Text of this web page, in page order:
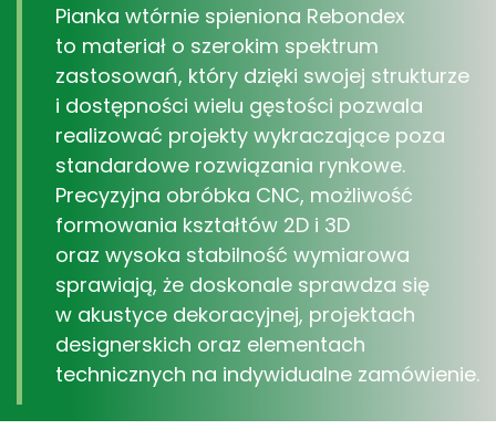
Pianka wtórnie spieniona Rebondex
to materiał o szerokim spektrum
zastosowań, który dzięki swojej strukturze
i dostępności wielu gęstości pozwala
realizować projekty wykraczające poza
standardowe rozwiązania rynkowe.
Precyzyjna obróbka CNC, możliwość
formowania kształtów 2D i 3D
oraz wysoka stabilność wymiarowa
sprawiają, że doskonale sprawdza się
w akustyce dekoracyjnej, projektach
designerskich oraz elementach
technicznych na indywidualne zamówienie.